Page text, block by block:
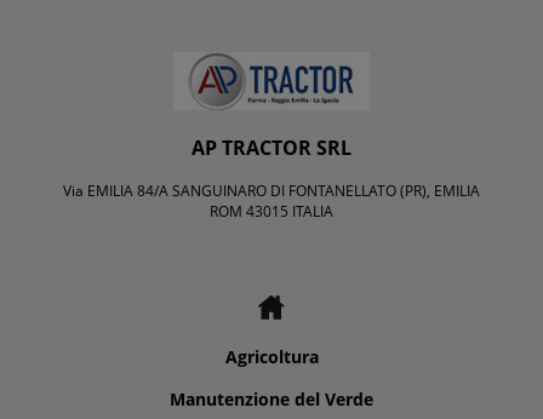
AP TRACTOR SRL
Via EMILIA 84/A SANGUINARO DI FONTANELLATO (PR), EMILIA
ROM 43015 ITALIA
Agricoltura
Manutenzione del Verde